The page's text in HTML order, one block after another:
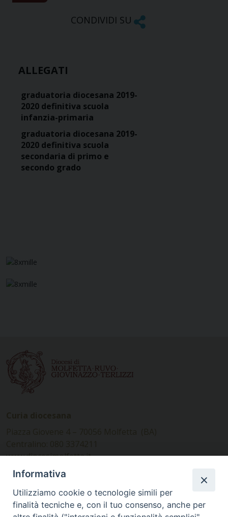
CONDIVIDI SU
ALLEGATI
graduatoria diocesana 2019-
2020 definitiva scuola
infanzia-primaria
graduatoria diocesana 2019-
2020 definitiva scuola
secondaria di primo e
secondo grado
www.diocesimolfetta.it –
diocesimolfetta@pec.chiesacattolica.it
Ufficio Comunicazioni sociali
Informativa
Utilizziamo cookie o tecnologie simili per
finalità tecniche e, con il tuo consenso, anche per